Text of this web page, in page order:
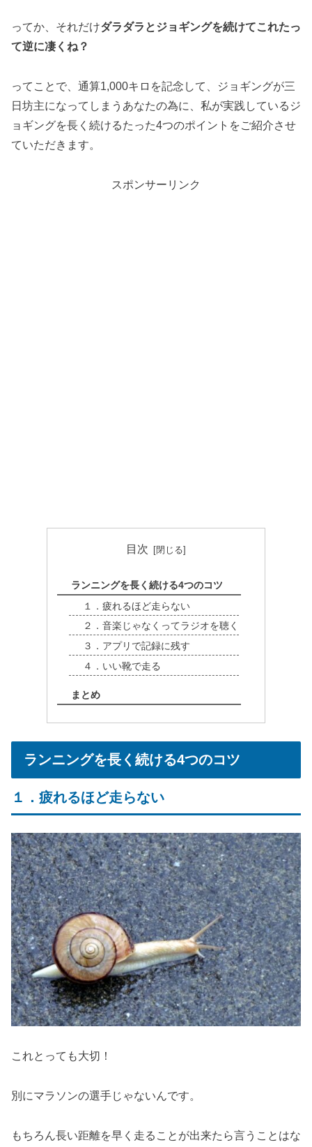
ってか、それだけダラダラとジョギングを続けてこれたっ
て逆に凄くね？
ってことで、通算1,000キロを記念して、ジョギングが三
日坊主になってしまうあなたの為に、私が実践しているジ
ョギングを長く続けるたった4つのポイントをご紹介させ
ていただきます。
スポンサーリンク
目次
ランニングを長く続ける4つのコツ
１．疲れるほど走らない
２．音楽じゃなくってラジオを聴く
３．アプリで記録に残す
４．いい靴で走る
まとめ
ランニングを長く続ける4つのコツ
１．疲れるほど走らない
これとっても大切！
別にマラソンの選手じゃないんです。
もちろん長い距離を早く走ることが出来たら言うことはな